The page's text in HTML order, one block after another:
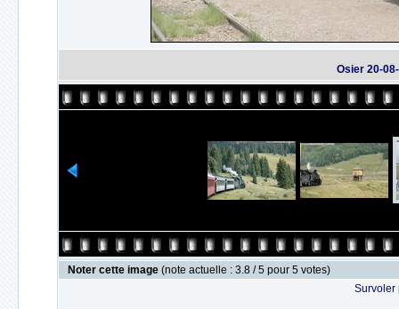
Osier 20-
Noter cette image (note actuelle : 3.8 / 5 pour 5 votes)
Survoler